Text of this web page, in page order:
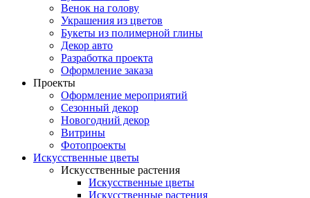
Венок на голову
Украшения из цветов
Букеты из полимерной глины
Декор авто
Разработка проекта
Оформление заказа
Проекты
Оформление мероприятий
Сезонный декор
Новогодний декор
Витрины
Фотопроекты
Искусственные цветы
Искусственные растения
Искусственные цветы
Искусственные растения